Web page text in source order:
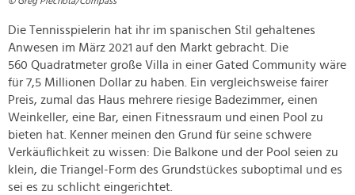
Die Tennisspielerin hat ihr im spanischen Stil gehaltenes
Anwesen im März 2021 auf den Markt gebracht. Die
560 Quadratmeter große Villa in einer Gated Community wäre
für 7,5 Millionen Dollar zu haben. Ein vergleichsweise fairer
Preis, zumal das Haus mehrere riesige Badezimmer, einen
Weinkeller, eine Bar, einen Fitnessraum und einen Pool zu
bieten hat. Kenner meinen den Grund für seine schwere
Verkäuflichkeit zu wissen: Die Balkone und der Pool seien zu
klein, die Triangel-Form des Grundstückes suboptimal und es
sei es zu schlicht eingerichtet.